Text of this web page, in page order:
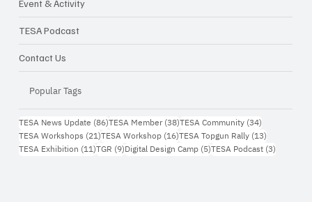
Event & Activity
TESA Podcast
Contact Us
Popular Tags
TESA News Update (86)86 กระทู้
TESA Member (38)38 กระทู้
TESA Community (34)34 กระทู้
TESA Workshops (21)21 กระทู้
TESA Workshop (16)16 กระทู้
TESA Topgun Rally (13)13 กระทู้
TESA Exhibition (11)11 กระทู้
TGR (9)9 กระทู้
Digital Design Camp (5)5 กระทู้
TESA Podcast (3)3 กระทู้